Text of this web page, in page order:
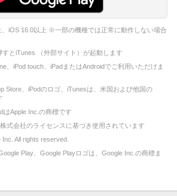
、iOS 16.0以上 ※一部の機種では正常に動作しない場合
すとiTunes （外部サイト）が起動します
、iPod touch、iPadまたはAndroidでご利用いただけま
Store、iPodのロゴ、iTunesは、米国および他国の
はApple Inc.の商標です
式会社のライセンスに基づき使用されています
Inc. All rights reserved.
Play、Google Playロゴは、Google Inc.の商標ま